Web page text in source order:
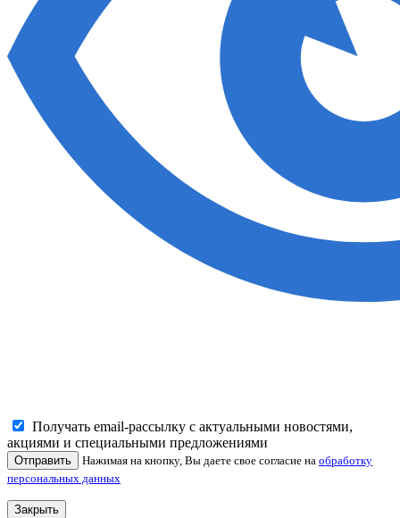
Получать email-рассылку с актуальными новостями,
акциями и специальными предложениями
Отправить Нажимая на кнопку, Вы даете свое согласие на обработку
персональных данных
Закрыть